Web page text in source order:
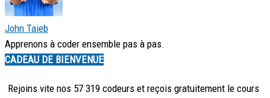
John Taieb
Apprenons à coder ensemble pas à pas.
CADEAU DE BIENVENUE
Rejoins vite nos 57 319 codeurs et reçois gratuitement le cours